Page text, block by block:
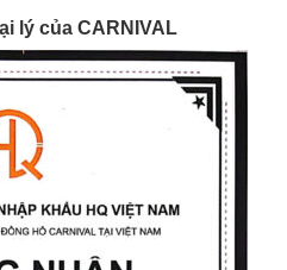
lý của CARNIVAL